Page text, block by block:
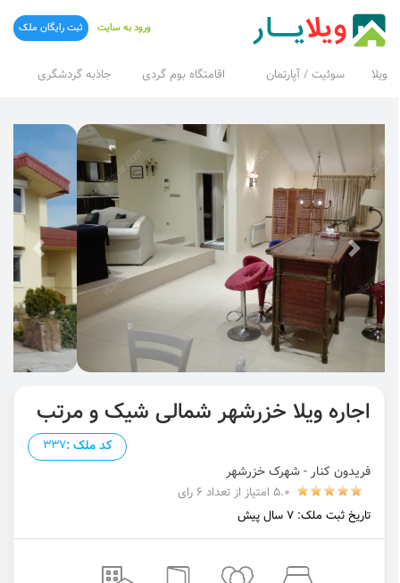
ویلا سوئیت / آپارتمان اقامتگاه بوم گردی جاذبه گردشگری
ورود به سایت ثبت رایگان ملک
اجاره ویلا خزرشهر شمالی شیک و مرتب
کد ملک :337
فریدون کنار - شهرک خزرشهر
5.0 امتیاز از تعداد 6 رای
تاریخ ثبت ملک: 7 سال پیش